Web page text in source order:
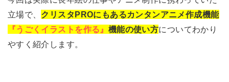
立場で、 クリスタPROにもあるカンタンアニメ作成機能
『うごくイラストを作る』 機能の使い方についてわかり
やすく紹介します。